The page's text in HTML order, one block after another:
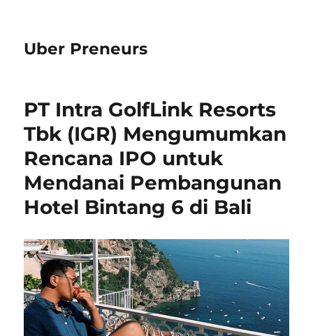
Uber Preneurs
PT Intra GolfLink Resorts
Tbk (IGR) Mengumumkan
Rencana IPO untuk
Mendanai Pembangunan
Hotel Bintang 6 di Bali